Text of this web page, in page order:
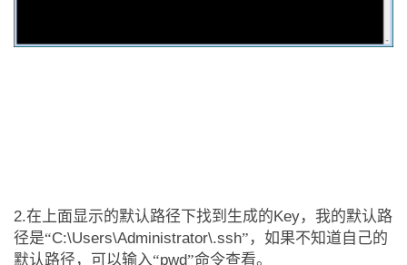
2.在上面显示的默认路径下找到生成的 Key，我的默认路
径是“C:\Users\Administrator\.ssh” ，如果不知道自己的
默认路径，可以输入“pwd”命令查看。